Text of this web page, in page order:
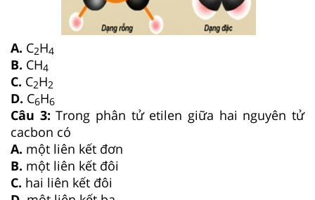
A. C2H4
B. CH4
C. C2H2
D. C6H6
Câu 3: Trong phân tử etilen giữa hai nguyên tử
cacbon có
A. một liên kết đơn
B. một liên kết đôi
C. hai liên kết đôi